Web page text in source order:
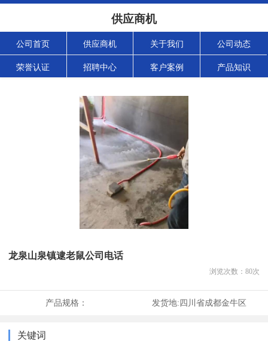
供应商机
公司首页 供应商机 关于我们 公司动态
荣誉认证 招聘中心 客户案例 产品知识
龙泉山泉镇逮老鼠公司电话
浏览次数： 80次
产品规格： 发货地:四川省成都金牛区
关键词